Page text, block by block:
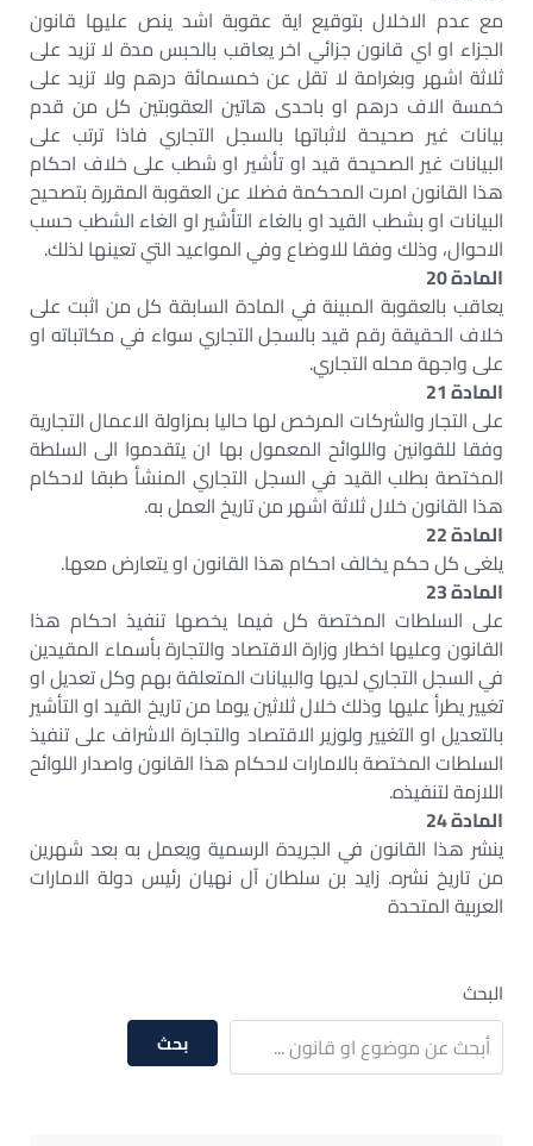
مع عدم الاخلال بتوقيع اية عقوبة اشد ينص عليها قانون
الجزاء او اي قانون جزائي اخر يعاقب بالحبس مدة لا تزيد على
ثلاثة اشهر وبغرامة لا تقل عن خمسمائة درهم ولا تزيد على
خمسة الاف درهم او باحدى هاتين العقوبتين كل من قدم
بيانات غير صحيحة لاثباتها بالسجل التجاري فاذا ترتب على
البيانات غير الصحيحة قيد او تأشير او شطب على خلاف احكام
هذا القانون امرت المحكمة فضلا عن العقوبة المقررة بتصحيح
البيانات او بشطب القيد او بالغاء التأشير او الغاء الشطب حسب
الاحوال، وذلك وفقا للاوضاع وفي المواعيد التي تعينها لذلك.
المادة 20
يعاقب بالعقوبة المبينة في المادة السابقة كل من اثبت على
خلاف الحقيقة رقم قيد بالسجل التجاري سواء في مكاتباته او
على واجهة محله التجاري.
المادة 21
على التجار والشركات المرخص لها حاليا بمزاولة الاعمال التجارية
وفقا للقوانين واللوائح المعمول بها ان يتقدموا الى السلطة
المختصة بطلب القيد في السجل التجاري المنشأ طبقا لاحكام
هذا القانون خلال ثلاثة اشهر من تاريخ العمل به.
المادة 22
يلغى كل حكم يخالف احكام هذا القانون او يتعارض معها.
المادة 23
على السلطات المختصة كل فيما يخصها تنفيذ احكام هذا
القانون وعليها اخطار وزارة الاقتصاد والتجارة بأسماء المقيدين
في السجل التجاري لديها والبيانات المتعلقة بهم وكل تعديل او
تغيير يطرأ عليها وذلك خلال ثلاثين يوما من تاريخ القيد او التأشير
بالتعديل او التغيير ولوزير الاقتصاد والتجارة الاشراف على تنفيذ
السلطات المختصة بالامارات لاحكام هذا القانون واصدار اللوائح
اللازمة لتنفيذه.
المادة 24
ينشر هذا القانون في الجريدة الرسمية ويعمل به بعد شهرين
من تاريخ نشره. زايد بن سلطان آل نهيان رئيس دولة الامارات
العربية المتحدة
البحث
بحث